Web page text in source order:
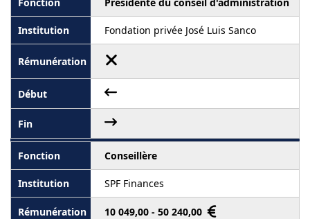
Fondation privée José Luis Sanco
Conseillère
SPF Finances
10 049,00 - 50 240,00